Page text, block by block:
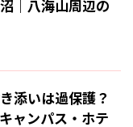
｜八海山周辺の
添いは過保護？
ャンパス・ホテ